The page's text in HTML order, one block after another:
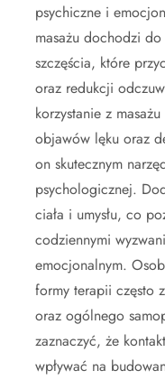
psychiczne i
masażu dochodzi
szczęścia, które
oraz redukcji
korzystanie z
objawów lęku oraz
on skutecznym
psychologicznej.
ciała i umysłu, co
codziennymi
emocjonalnym.
formy terapii często
oraz ogólnego
zaznaczyć, że
wpływać na